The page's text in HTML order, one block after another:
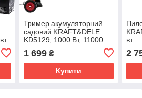
Тример акумуляторний
садовий KRAFT&DELE
KD5129, 1000 Вт, 11000
1 699₴
Купити
вт
2